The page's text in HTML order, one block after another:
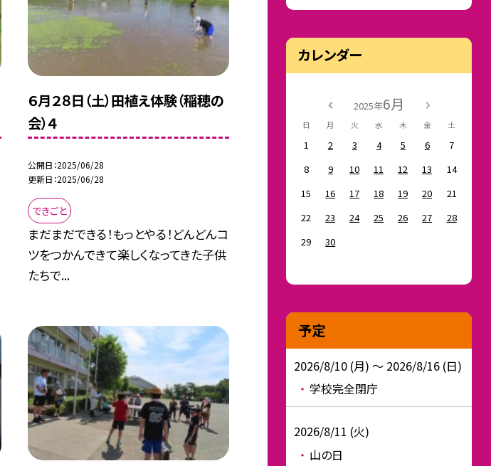
６月２８日（土）田植え体験（稲穂の
会）４
公開日 2025/06/28
更新日 2025/06/28
できごと
まだまだできる！もっとやる！どんどんコ
ツをつかんできて楽しくなってきた子供
たちで...
カレンダー
2025年6月
日 月 火 水 木 金 土
1 2 3 4 5 6
7
8
9 10 11 12 13
14
15
16 17 18 19 20
21
22
23 24 25 26 27
28
29
30
予定
2026/8/10 (月) ～ 2026/8/16 (日)
学校完全閉庁
2026/8/11 (火)
山の日